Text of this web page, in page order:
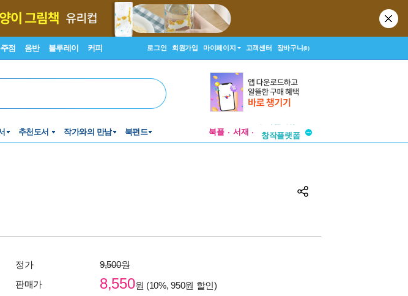
점 음반 블루레이 커피 로그인 회원가입 마이페이지 고객센터 장바구니(0)
추천도서 작가와의 만남 북펀드 북플 서재
창작플랫폼
정가
9,500원
판매가
8,550원 (10%, 950원 할인)